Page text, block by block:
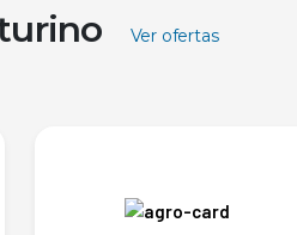
Ver ofertas